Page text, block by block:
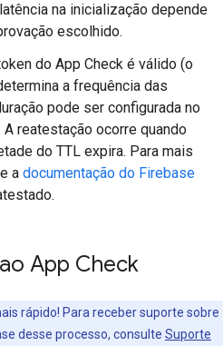
na inicialização depende
escolhido.
do App Check é válido (o
a frequência das
pode ser configurada no
reatestação ocorre quando
do TTL expira. Para mais
a documentação do Firebase
App Check
rápido! Para receber suporte sobre
desse processo, consulte Suporte